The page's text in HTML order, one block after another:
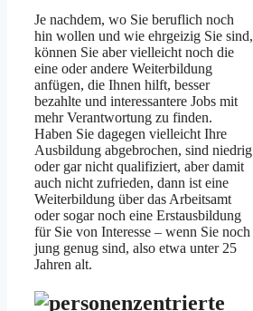
Je nachdem, wo Sie beruflich noch
hin wollen und wie ehrgeizig Sie sind,
können Sie aber vielleicht noch die
eine oder andere Weiterbildung
anfügen, die Ihnen hilft, besser
bezahlte und interessantere Jobs mit
mehr Verantwortung zu finden.
Haben Sie dagegen vielleicht Ihre
Ausbildung abgebrochen, sind niedrig
oder gar nicht qualifiziert, aber damit
auch nicht zufrieden, dann ist eine
Weiterbildung über das Arbeitsamt
oder sogar noch eine Erstausbildung
für Sie von Interesse – wenn Sie noch
jung genug sind, also etwa unter 25
Jahren alt.